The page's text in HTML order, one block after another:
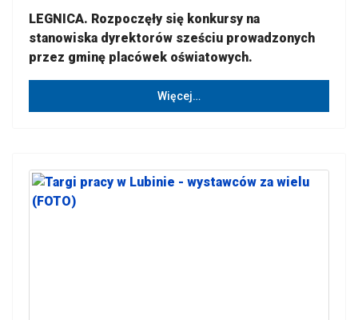
LEGNICA. Rozpoczęły się konkursy na
stanowiska dyrektorów sześciu prowadzonych
przez gminę placówek oświatowych.
Więcej…